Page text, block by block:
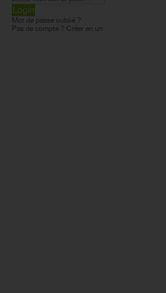
Login
Mot de passe oublié ?
Pas de compte ? Créer en un